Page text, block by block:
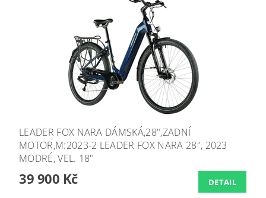
LEADER FOX NARA DÁMSKÁ,28",ZADNÍ
MOTOR,M:2023-2 LEADER FOX NARA 28", 2023
MODRÉ, VEL. 18"
39 900 Kč DETAIL